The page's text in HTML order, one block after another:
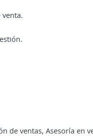
de ventas, Asesoría en